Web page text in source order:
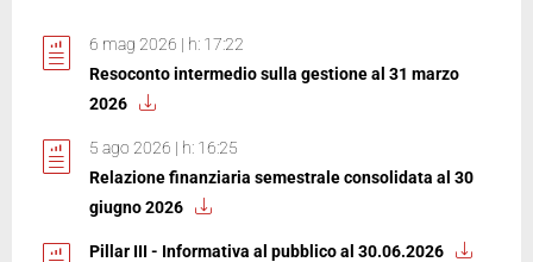
6 mag 2026 | h: 17:22
Resoconto intermedio sulla gestione al 31 marzo
2026
5 ago 2026 | h: 16:25
Relazione finanziaria semestrale consolidata al 30
giugno 2026
Pillar III - Informativa al pubblico al 30.06.2026